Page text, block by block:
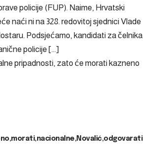
policije (FUP). Naime, Hrvatski
naći ni na 328. redovitoj sjednici Vlade
Podsjećamo, kandidati za čelnika
policije […]
pripadnosti, zato će morati kazneno
morati nacionalne Novalić odgovarati